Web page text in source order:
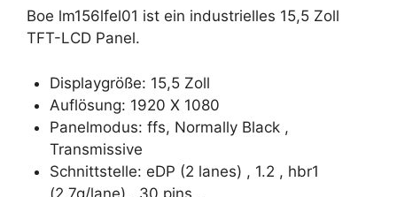
Boe lm156lfel01 ist ein industrielles 15,5 Zoll
TFT-LCD Panel.
Displaygröße: 15,5 Zoll
Auflösung: 1920 X 1080
Panelmodus: ffs, Normally Black ,
Transmissive
Schnittstelle: eDP (2 lanes) , 1.2 , hbr1
(2.7g/lane) , 30 pins ,